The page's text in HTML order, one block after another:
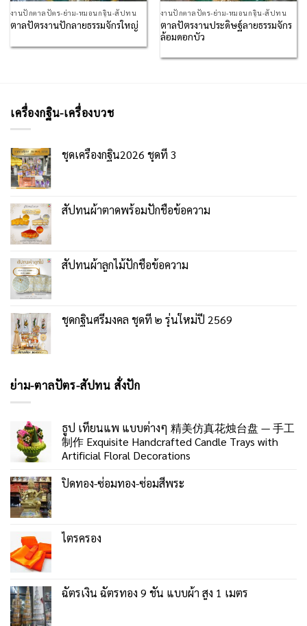
งานปักตาลปัตร-ย่าม-หมอนกฐิน-สัปทน
ตาลปัตรงานปักลายธรรมจักรใหญ่
งานปักตาลปัตร-ย่าม-หมอนกฐิน-สัปทน
ตาลปัตรงานประดิษฐ์ลายธรรมจักร
ล้อมดอกบัว
เครื่องกฐิน-เครื่องบวช
ชุดเครื่องกฐิน2026 ชุดที่ 3
สัปทนผ้าตาดพร้อมปักชื่อข้อความ
สัปทนผ้าลูกไม้ปักชื่อข้อความ
ชุดกฐินศรีมงคล ชุดที่ ๒ รุ่นใหม่ปี 2569
ย่าม-ตาลปัตร-สัปทน สั่งปัก
ธูป เทียนแพ แบบต่างๆ 精美仿真花烛台盘 — 手工
制作 Exquisite Handcrafted Candle Trays with
Artificial Floral Decorations
ปิดทอง-ซ่อมทอง-ซ่อมสีพระ
ไตรครอง
ฉัตรเงิน ฉัตรทอง 9 ชั้น แบบผ้า สูง 1 เมตร